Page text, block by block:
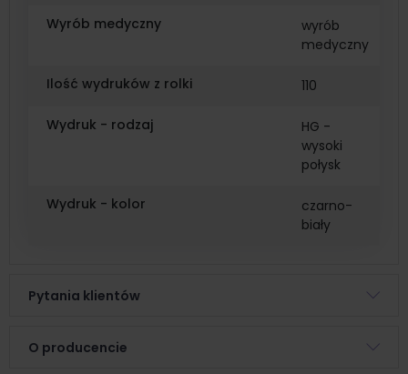
Wyrób medyczny
wyrób
medyczny
Ilość wydruków z rolki 110
Wydruk - rodzaj
HG -
wysoki
połysk
Wydruk - kolor
czarno-
biały
Pytania klientów
O producencie